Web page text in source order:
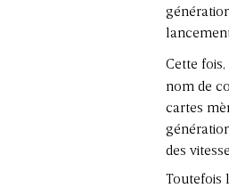
Cette
nom de
cartes
des
Toutefois